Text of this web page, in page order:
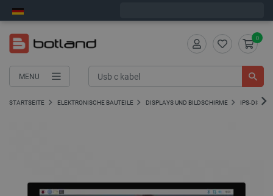
MENU
0
STARTSEITE ELEKTRONISCHE BAUTEILE DISPLAYS UND BILDSCHIRME IPS-